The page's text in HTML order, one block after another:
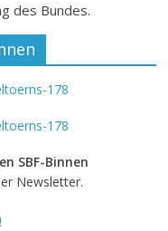
des Bundes.
SBF-Binnen
Newsletter.